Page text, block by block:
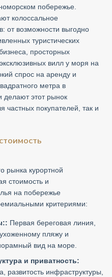
побережье.
колоссальное
от возможности выгодно
туристических
просторных
вилл у моря на
спрос на аренду и
метра в
делают этот рынок
частных покупателей, так и
рынка курортной
стоимость и
на побережье
критериями:
Первая береговая линия,
пляжу и
вид на море.
и приватность:
развитость инфраструктуры,